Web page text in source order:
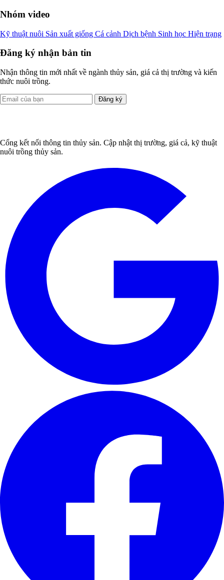
Nhóm video
Kỹ thuật nuôi Sản xuất giống Cá cảnh Dịch bệnh Sinh học Hiện trạng
Đăng ký nhận bản tin
Nhận thông tin mới nhất về ngành thủy sản, giá cả thị trường và kiến
thức nuôi trồng.
Đăng ký
Cổng kết nối thông tin thủy sản. Cập nhật thị trường, giá cả, kỹ thuật
nuôi trồng thủy sản.